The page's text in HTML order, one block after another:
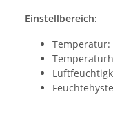
Einstellbereich:
Temperatur: